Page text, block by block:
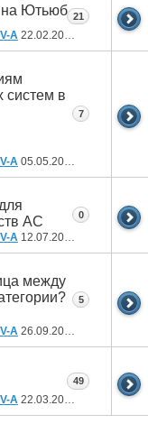
на Ютьюб
A 22.02.2022
21
систем в
A 05.05.2021
7
АС
A 12.07.2020
0
между
A 26.09.2019
5
A 22.03.2019
49